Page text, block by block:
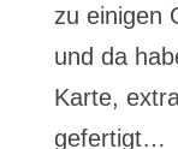
zu einigen
und da
Karte,
gefertigt…